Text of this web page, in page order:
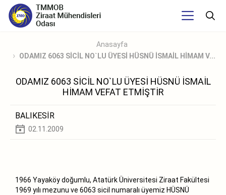
Anasayfa
ODAMIZ 6063 SİCİL NO`LU ÜYESİ HÜSNÜ İSMAİL HİMAM V...
ODAMIZ 6063 SİCİL NO`LU ÜYESİ HÜSNÜ İSMAİL
HİMAM VEFAT ETMİŞTİR
BALIKESİR
02.11.2009
1966 Yayaköy doğumlu, Atatürk Üniversitesi Ziraat Fakültesi
1969 yılı mezunu ve 6063 sicil numaralı üyemiz HÜSNÜ